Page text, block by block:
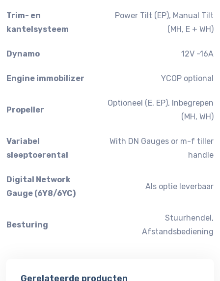
Trim- en
kantelsysteem
Power Tilt (EP), Manual Tilt
(MH, E + WH)
Dynamo 12V -16A
Engine immobilizer YCOP optional
Propeller
Optioneel (E, EP), Inbegrepen
(MH, WH)
Variabel
sleeptoerental
With DN Gauges or m-f tiller
handle
Digital Network
Gauge (6Y8/6YC)
Als optie leverbaar
Besturing
Stuurhendel,
Afstandsbediening
Gerelateerde producten